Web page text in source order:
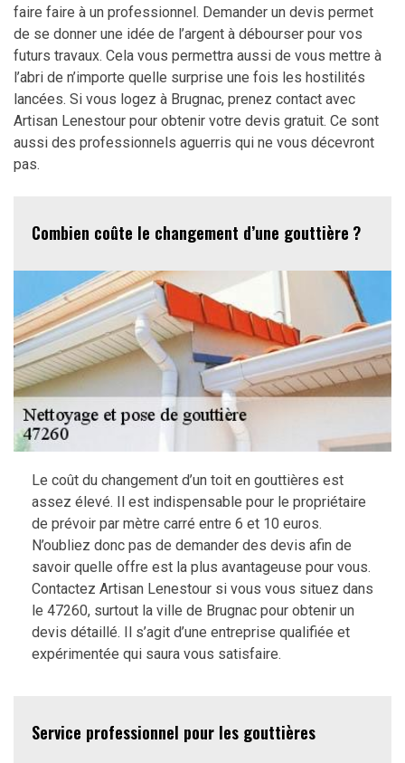
faire faire à un professionnel. Demander un devis permet
de se donner une idée de l’argent à débourser pour vos
futurs travaux. Cela vous permettra aussi de vous mettre à
l’abri de n’importe quelle surprise une fois les hostilités
lancées. Si vous logez à Brugnac, prenez contact avec
Artisan Lenestour pour obtenir votre devis gratuit. Ce sont
aussi des professionnels aguerris qui ne vous décevront
pas.
Combien coûte le changement d’une gouttière ?
Le coût du changement d’un toit en gouttières est
assez élevé. Il est indispensable pour le propriétaire
de prévoir par mètre carré entre 6 et 10 euros.
N’oubliez donc pas de demander des devis afin de
savoir quelle offre est la plus avantageuse pour vous.
Contactez Artisan Lenestour si vous vous situez dans
le 47260, surtout la ville de Brugnac pour obtenir un
devis détaillé. Il s’agit d’une entreprise qualifiée et
expérimentée qui saura vous satisfaire.
Service professionnel pour les gouttières